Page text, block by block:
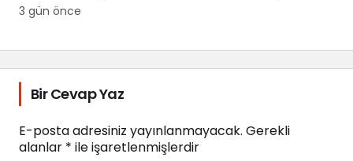
3 gün önce
Bir Cevap Yaz
E-posta adresiniz yayınlanmayacak. Gerekli
alanlar * ile işaretlenmişlerdir